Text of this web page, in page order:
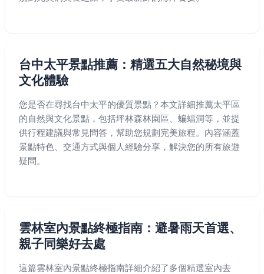
台中太平景點推薦：精選五大自然秘境與
文化體驗
您是否在尋找台中太平的優質景點？本文詳細推薦太平區
的自然與文化景點，包括坪林森林園區、蝙蝠洞等，並提
供行程建議與常見問答，幫助您規劃完美旅程。內容涵蓋
景點特色、交通方式與個人經驗分享，解決您的所有旅遊
疑問。
雲林室內景點終極指南：避暑雨天首選、
親子同樂好去處
這篇雲林室內景點終極指南詳細介紹了多個精選室內去